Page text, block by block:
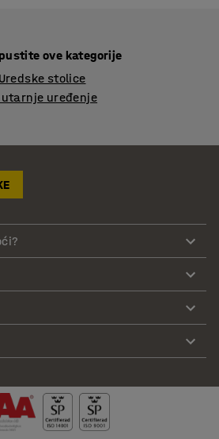
ove kategorije
Uredske stolice
uređenje